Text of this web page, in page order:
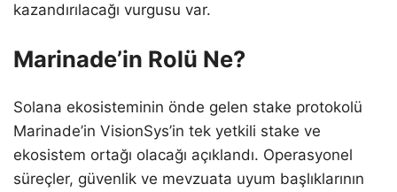
kazandırılacağı vurgusu var.
Marinade’in Rolü Ne?
Solana ekosisteminin önde gelen stake protokolü
Marinade’in VisionSys’in tek yetkili stake ve
ekosistem ortağı olacağı açıklandı. Operasyonel
süreçler, güvenlik ve mevzuata uyum başlıklarının